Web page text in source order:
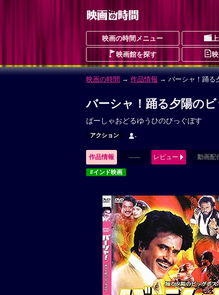
映画の時間メニュー
映画館を探す
映画の時間 → 作品情報 → バーシャ！踊る
バーシャ！踊る夕陽の
ばーしゃおどるゆうひのびっぐぼす
アクション -
作品情報 ------ レビュー 動画配
#インド映画